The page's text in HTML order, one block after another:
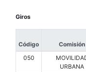
Giros
Código Comisión
050
URBANA